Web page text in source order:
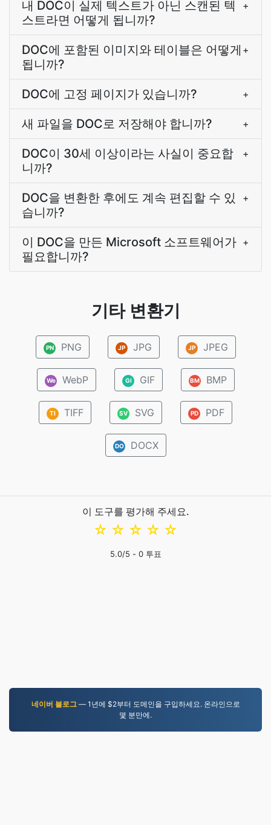
내 DOC이 실제 텍스트가 아닌 스캔된 텍
스트라면 어떻게 됩니까?
+
DOC에 포함된 이미지와 테이블은 어떻게
됩니까?
+
DOC에 고정 페이지가 있습니까? +
새 파일을 DOC로 저장해야 합니까? +
DOC이 30세 이상이라는 사실이 중요합
니까?
+
DOC을 변환한 후에도 계속 편집할 수 있
습니까?
+
이 DOC을 만든 Microsoft 소프트웨어가
필요합니까?
+
기타 변환기
PN PNG JP JPG JP JPEG
We WebP GI GIF BM BMP
TI TIFF SV SVG PD PDF
DO DOCX
이 도구를 평가해 주세요.
☆
☆
☆
☆
☆
5.0/5 - 0투표
네이버 블로그— 1년에 $2부터 도메인을 구입하세요. 온라인으로
몇 분만에.